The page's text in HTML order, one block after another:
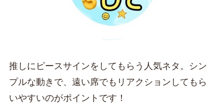
推しにピースサインをしてもらう人気ネタ。シン
プルな動きで、遠い席でもリアクションしてもら
いやすいのがポイントです！